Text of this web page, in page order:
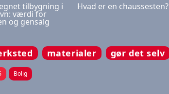
tilbygning i
værdi for
og gensalg
Hvad er en chaussesten?
materialer gør det selv
Bolig